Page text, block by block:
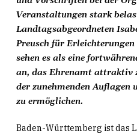
Veranstaltungen stark
Landtagsabgeordneten
Preusch für Erleichterungen
sehen es als eine
an, das Ehrenamt attraktiv
der zunehmenden
zu ermöglichen.
Baden-Württemberg ist das